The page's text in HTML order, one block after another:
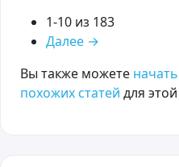
1-10 из 183
Далее →
Вы также можете
похожих статей для